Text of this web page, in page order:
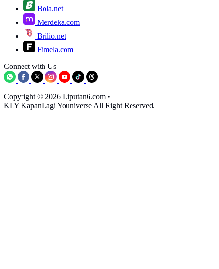
Bola.net
Merdeka.com
Brilio.net
Fimela.com
Connect with Us
Copyright © 2026 Liputan6.com •
KLY KapanLagi Youniverse All Right Reserved.